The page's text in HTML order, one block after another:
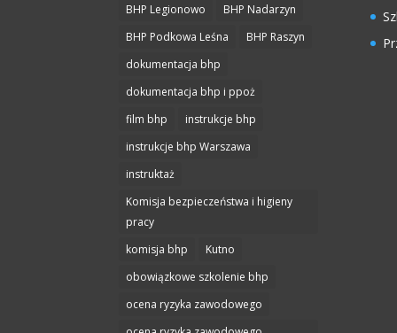
BHP Legionowo
BHP Nadarzyn
BHP Podkowa Leśna
BHP Raszyn
dokumentacja bhp
dokumentacja bhp i ppoż
film bhp
instrukcje bhp
instrukcje bhp Warszawa
instruktaż
Komisja bezpieczeństwa i higieny
pracy
komisja bhp
Kutno
obowiązkowe szkolenie bhp
ocena ryzyka zawodowego